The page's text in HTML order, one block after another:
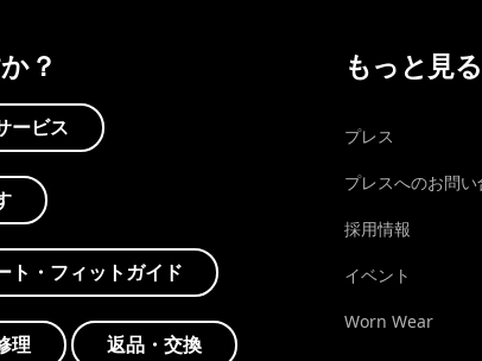
？
ービス
ト・フィットガイド
理 返品・交換
もっと見る
プレス
プレスへのお問い
採用情報
イベント
Worn Wear